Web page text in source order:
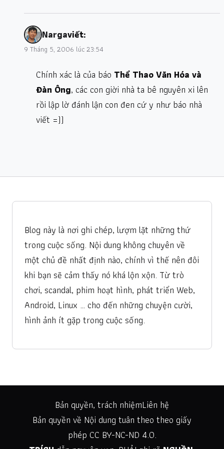
Nargaviết:
9 Tháng 5, 2006 lúc 23:54
Chính xác là của báo Thể Thao Văn Hóa và
Đàn Ông, các con giời nhà ta bê nguyên xi lên
rồi lập lờ đánh lận con đen cứ y như báo nhà
viết =))
Blog này là nơi ghi chép, lượm lặt những thứ
trong cuộc sống. Nội dung không chuyên về
một chủ đề nhất định nào, chính vì thế nên đôi
khi bạn sẽ cảm thấy nó khá lộn xộn. Từ trò
chơi, scandal, phim hoạt hình, phát triển Web,
Android, Linux … cho đến những chuyện cười,
hình ảnh ít gặp trong cuộc sống.
Bản quyền, trách nhiệmLiên hệ
Bản quyền về Nội dung tuân theo theo giấy
phép CC BY-NC-ND 4.0.